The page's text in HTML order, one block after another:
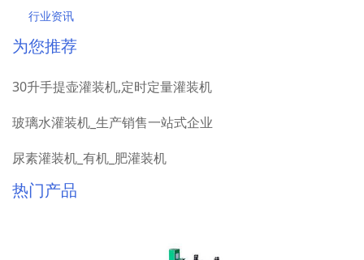
行业资讯
为您推荐
30升手提壶灌装机,定时定量灌装机
玻璃水灌装机_生产销售一站式企业
尿素灌装机_有机_肥灌装机
热门产品